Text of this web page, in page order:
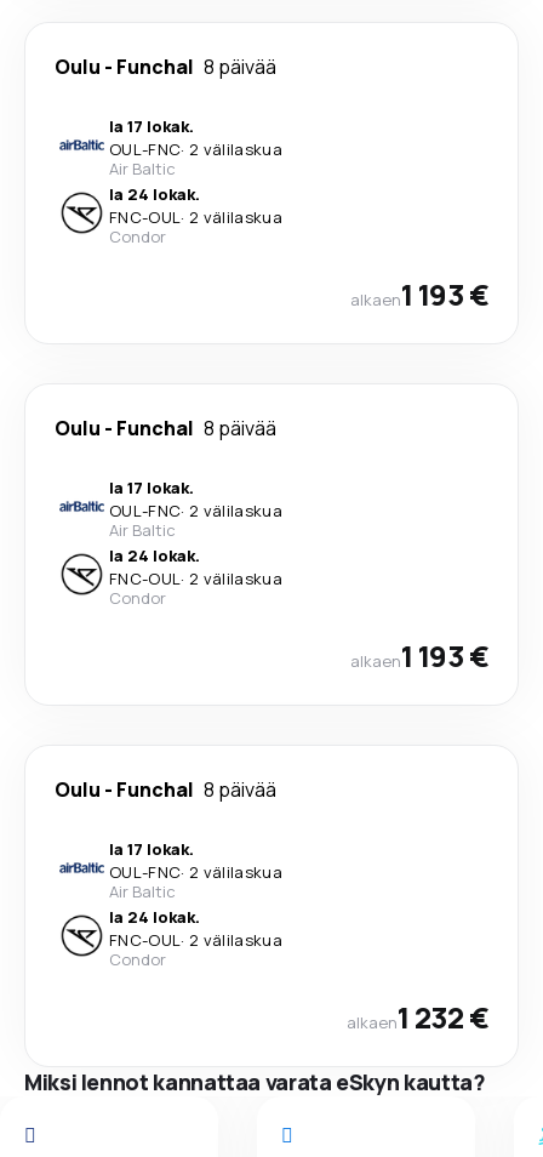
Oulu - Funchal 8 päivää
la 17 lokak.
OUL-FNC· 2 välilaskua
Air Baltic
la 24 lokak.
FNC-OUL· 2 välilaskua
Condor
alkaen1 193 €
Oulu - Funchal 8 päivää
la 17 lokak.
OUL-FNC· 2 välilaskua
Air Baltic
la 24 lokak.
FNC-OUL· 2 välilaskua
Condor
alkaen1 193 €
Oulu - Funchal 8 päivää
la 17 lokak.
OUL-FNC· 2 välilaskua
Air Baltic
la 24 lokak.
FNC-OUL· 2 välilaskua
Condor
alkaen1 232 €
Miksi lennot kannattaa varata eSkyn kautta?